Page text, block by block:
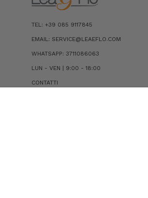
TEL: +39 085 9117845
EMAIL: SERVICE@LEAEFLO.COM
WHATSAPP: 3711086063
LUN - VEN | 9:00 - 18:00
CONTATTI